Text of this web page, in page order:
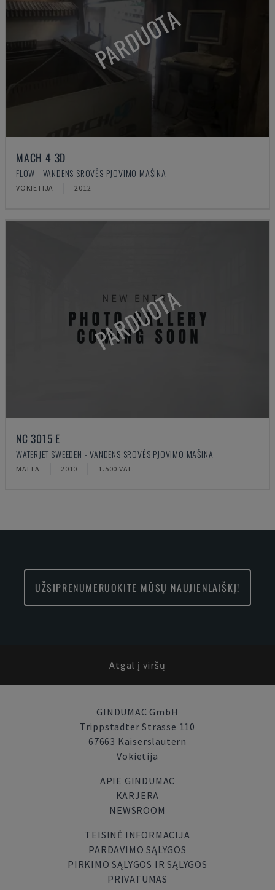
PARDUOTA
MACH 4 3D
FLOW - VANDENS SROVĖS PJOVIMO MAŠINA
VOKIETIJA 2012
PARDUOTA
NC 3015 E
WATERJET SWEEDEN - VANDENS SROVĖS PJOVIMO MAŠINA
MALTA 2010 1.500 VAL.
UŽSIPRENUMERUOKITE MŪSŲ NAUJIENLAIŠKĮ!
Atgal į viršų
GINDUMAC GmbH
Trippstadter Strasse 110
67663 Kaiserslautern
Vokietija
APIE GINDUMAC
KARJERA
NEWSROOM
TEISINĖ INFORMACIJA
PARDAVIMO SĄLYGOS
PIRKIMO SĄLYGOS IR SĄLYGOS
PRIVATUMAS